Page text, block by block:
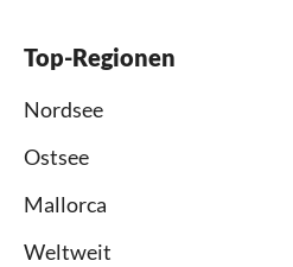
Top-Regionen
Nordsee
Ostsee
Mallorca
Weltweit